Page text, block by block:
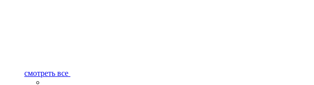
смотреть все